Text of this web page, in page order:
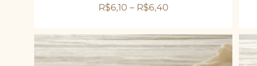
ser
escolhidas
do
produto
R$6,10 – R$6,40